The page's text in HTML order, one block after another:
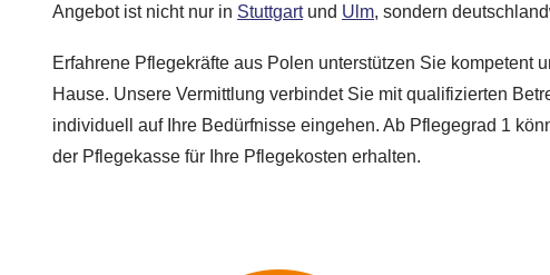
Angebot ist nicht nur in Stuttgartund Ulm, sondern
Erfahrene Pflegekräfte aus Polen unterstützen Sie kompetent
Hause. Unsere Vermittlung verbindet Sie mit qualifizierten
individuell auf Ihre Bedürfnisse eingehen. Ab Pflegegrad 1
der Pflegekasse für Ihre Pflegekosten erhalten.